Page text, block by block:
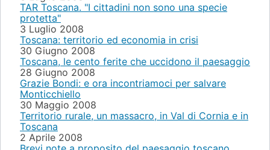
TAR Toscana. "I cittadini non sono una specie
protetta"
3 Luglio 2008
Toscana: territorio ed economia in crisi
30 Giugno 2008
Toscana, le cento ferite che uccidono il paesaggio
28 Giugno 2008
Grazie Bondi: e ora incontriamoci per salvare
Monticchiello
30 Maggio 2008
Territorio rurale, un massacro, in Val di Cornia e in
Toscana
2 Aprile 2008